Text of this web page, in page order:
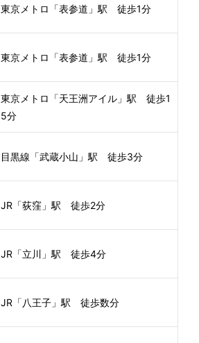
東京メトロ「表参道」駅 徒歩1分
東京メトロ「表参道」駅 徒歩1分
東京メトロ「天王洲アイル」駅 徒歩1
5分
目黒線「武蔵小山」駅 徒歩3分
JR「荻窪」駅 徒歩2分
JR「立川」駅 徒歩4分
JR「八王子」駅 徒歩数分